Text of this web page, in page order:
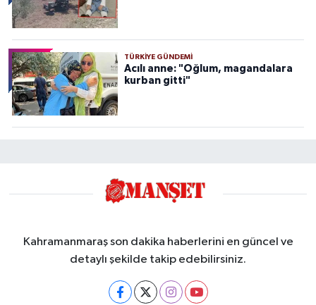
TÜRKIYE GÜNDEMI
Acılı anne: "Oğlum, magandalara
kurban gitti"
Kahramanmaraş son dakika haberlerini en güncel ve
detaylı şekilde takip edebilirsiniz.